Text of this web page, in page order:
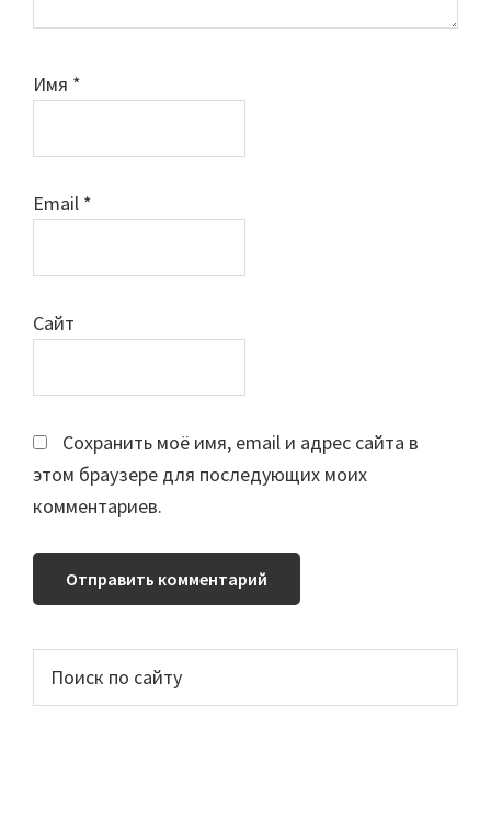
Имя *
Email *
Сайт
Сохранить моё имя, email и адрес сайта в
этом браузере для последующих моих
комментариев.
Основной
сайдбар